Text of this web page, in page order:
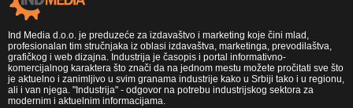
Ind Media d.o.o. je preduzeće za izdavaštvo i marketing koje čini mlad,
profesionalan tim stručnjaka iz oblasi izdavaštva, marketinga, prevodilaštva,
grafičkog i web dizajna. Industrija je časopis i portal informativno-
komercijalnog karaktera što znači da na jednom mestu možete pročitati sve što
je aktuelno i zanimljivo u svim granama industrije kako u Srbiji tako i u regionu,
ali i van njega. "Industrija" - odgovor na potrebu industrijskog sektora za
modernim i aktuelnim informacijama.